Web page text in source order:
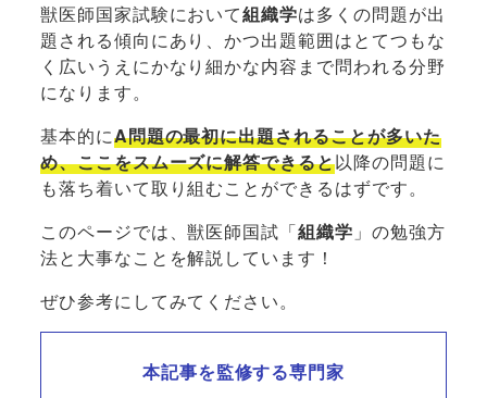
獣医師国家試験において組織学は多くの問題が出
題される傾向にあり、かつ出題範囲はとてつもな
く広いうえにかなり細かな内容まで問われる分野
になります。
基本的にA問題の最初に出題されることが多いた
め、ここをスムーズに解答できると以降の問題に
も落ち着いて取り組むことができるはずです。
このページでは、獣医師国試「組織学 」の勉強方
法と大事なことを解説しています！
ぜひ参考にしてみてください。
本記事を監修する専門家